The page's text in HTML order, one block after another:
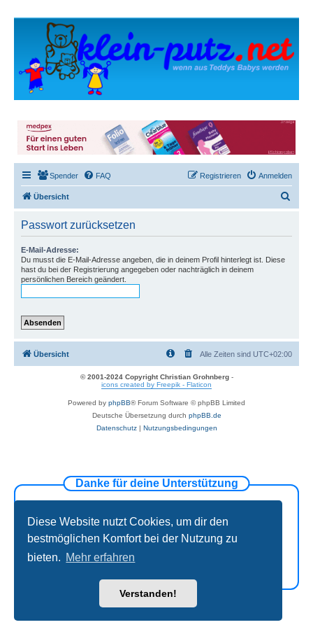
Diese Website nutzt Cookies, um dir den
bestmöglichen Komfort bei der Nutzung zu
bieten. Mehr erfahren
Verstanden!
Spender FAQ Anmelden
Registrieren
Übersicht
Passwort zurücksetzen
E-Mail-Adresse:
Du musst die E-Mail-Adresse angeben, die in deinem Profil hinterlegt ist. Diese
hast du bei der Registrierung angegeben oder nachträglich in deinem
persönlichen Bereich geändert.
Übersicht Alle Zeiten sind UTC+02:00
© 2001-2024 Copyright Christian Grohnberg-
icons created by Freepik - Flaticon
Powered by phpBB® Forum Software © phpBB Limited
Deutsche Übersetzung durch phpBB.de
Datenschutz| Nutzungsbedingungen
Danke für deine Unterstützung